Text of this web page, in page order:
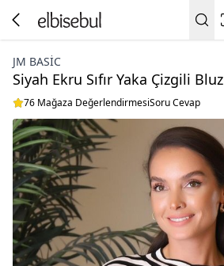
JM BASIC
Siyah Ekru Sıfır Yaka Çizgili Bluz
76 Mağaza DeğerlendirmesiSoru Cevap